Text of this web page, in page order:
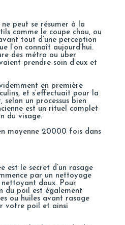
ne peut se résumer à la
comme le coupe chou, ou
tout d’une perception
l’on connaît aujourd’hui.
des métro ou uber
prendre soin d’eux et
en première
et s’effectuait pour la
un processus bien
est un rituel complet
du visage.
moyenne 20000 fois dans
est le secret d’un rasage
par un nettoyage
nettoyant doux. Pour
du poil est également
ou huiles avant rasage
votre poil et ainsi